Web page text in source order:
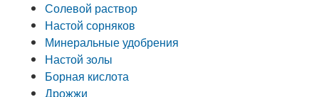
Солевой раствор
Настой сорняков
Минеральные удобрения
Настой золы
Борная кислота
Дрожжи